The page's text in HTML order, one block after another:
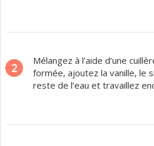
2
Mélangez à l’aide d’une
formée, ajoutez la vanille, le
reste de l’eau et travaillez